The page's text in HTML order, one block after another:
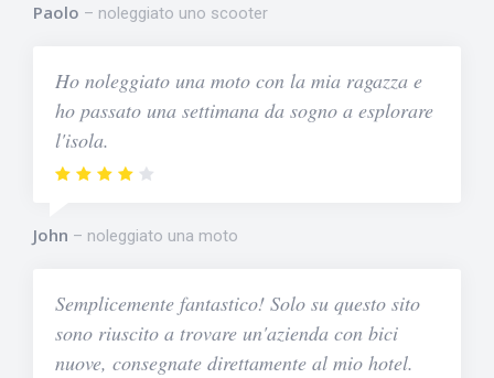
Paolo noleggiato uno scooter
Ho noleggiato una moto con la mia ragazza e
ho passato una settimana da sogno a esplorare
l'isola.
John noleggiato una moto
Semplicemente fantastico! Solo su questo sito
sono riuscito a trovare un'azienda con bici
nuove, consegnate direttamente al mio hotel.